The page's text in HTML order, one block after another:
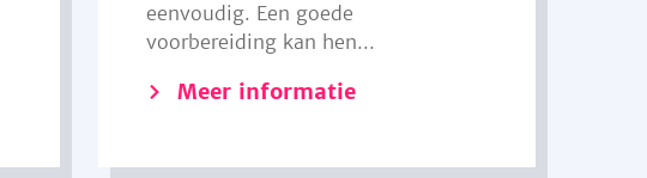
eenvoudig. Een goede
voorbereiding kan hen...
Meer informatie